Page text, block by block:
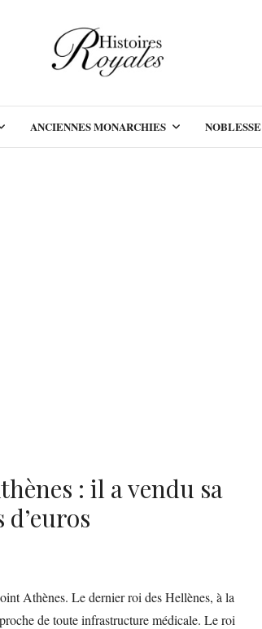
ANCIENNES MONARCHIES NOBLESSE
: il a vendu sa
Athènes. Le dernier roi des Hellènes, à la
de toute infrastructure médicale. Le roi